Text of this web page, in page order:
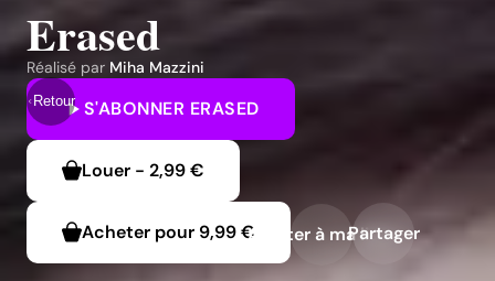
Retour
Erased
Réalisé par Miha Mazzini
S'ABONNER ERASED
Louer - 2,99 €
Acheter pour 9,99 €Ajouter à ma liste
Partager